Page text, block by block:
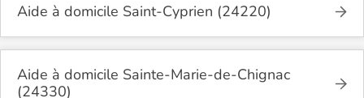
Aide à domicile Saint-Cyprien (24220)
Aide à domicile Sainte-Marie-de-Chignac
(24330)